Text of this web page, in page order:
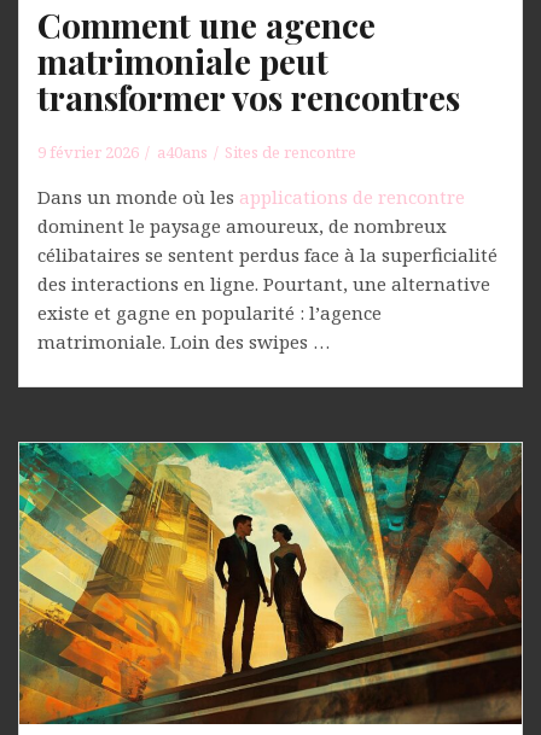
Comment une agence
matrimoniale peut
transformer vos rencontres
9 février 2026 a40ans Sites de rencontre
Dans un monde où les applications de rencontre
dominent le paysage amoureux, de nombreux
célibataires se sentent perdus face à la superficialité
des interactions en ligne. Pourtant, une alternative
existe et gagne en popularité : l’agence
matrimoniale. Loin des swipes …